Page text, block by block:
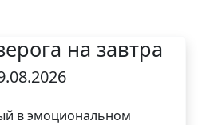
на завтра
в эмоциональном